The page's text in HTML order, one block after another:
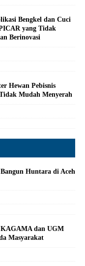
Bengkel dan Cuci
yang Tidak
Berinovasi
Hewan Pebisnis
Mudah Menyerah
Huntara di Aceh
dan UGM
Masyarakat